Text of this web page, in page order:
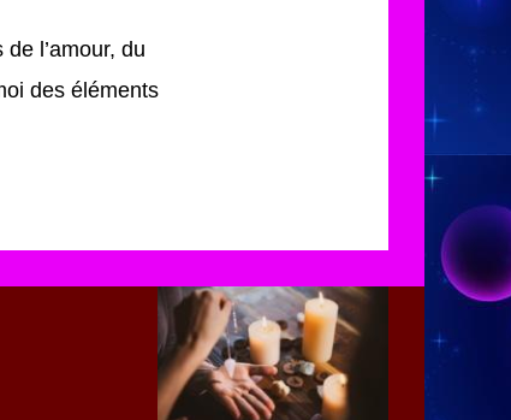
l’amour, du
des éléments